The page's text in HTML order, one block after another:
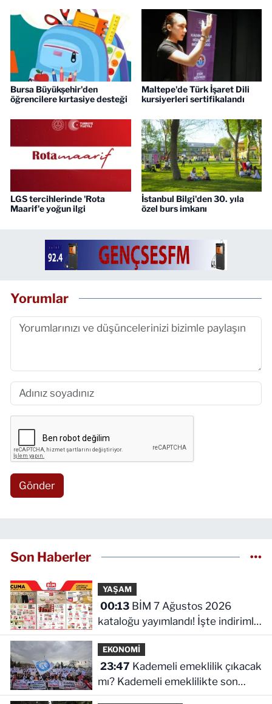
Bursa Büyükşehir'den
öğrencilere kırtasiye desteği
Maltepe'de Türk İşaret Dili
kursiyerleri sertifikalandı
LGS tercihlerinde 'Rota
Maarif'e yoğun ilgi
İstanbul Bilgi'den 30. yıla
özel burs imkanı
Yorumlar
Gönder
Son Haberler
YAŞAM
00:13BİM 7 Ağustos 2026
kataloğu yayımlandı! İşte indirimli
ürünler ve fiyatları
EKONOMİ
23:47
mı? Kademeli emeklilikte son
durum ne!